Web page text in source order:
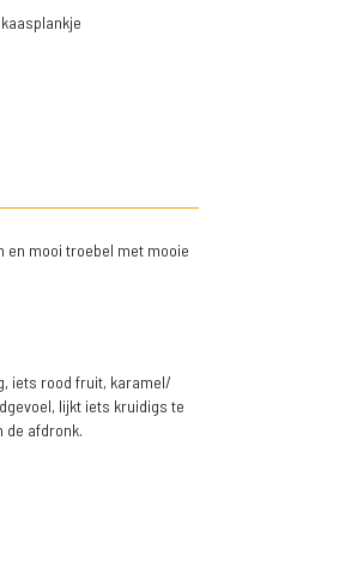
mooi troebel met mooie
iets rood fruit, karamel/
lijkt iets kruidigs te
de afdronk.